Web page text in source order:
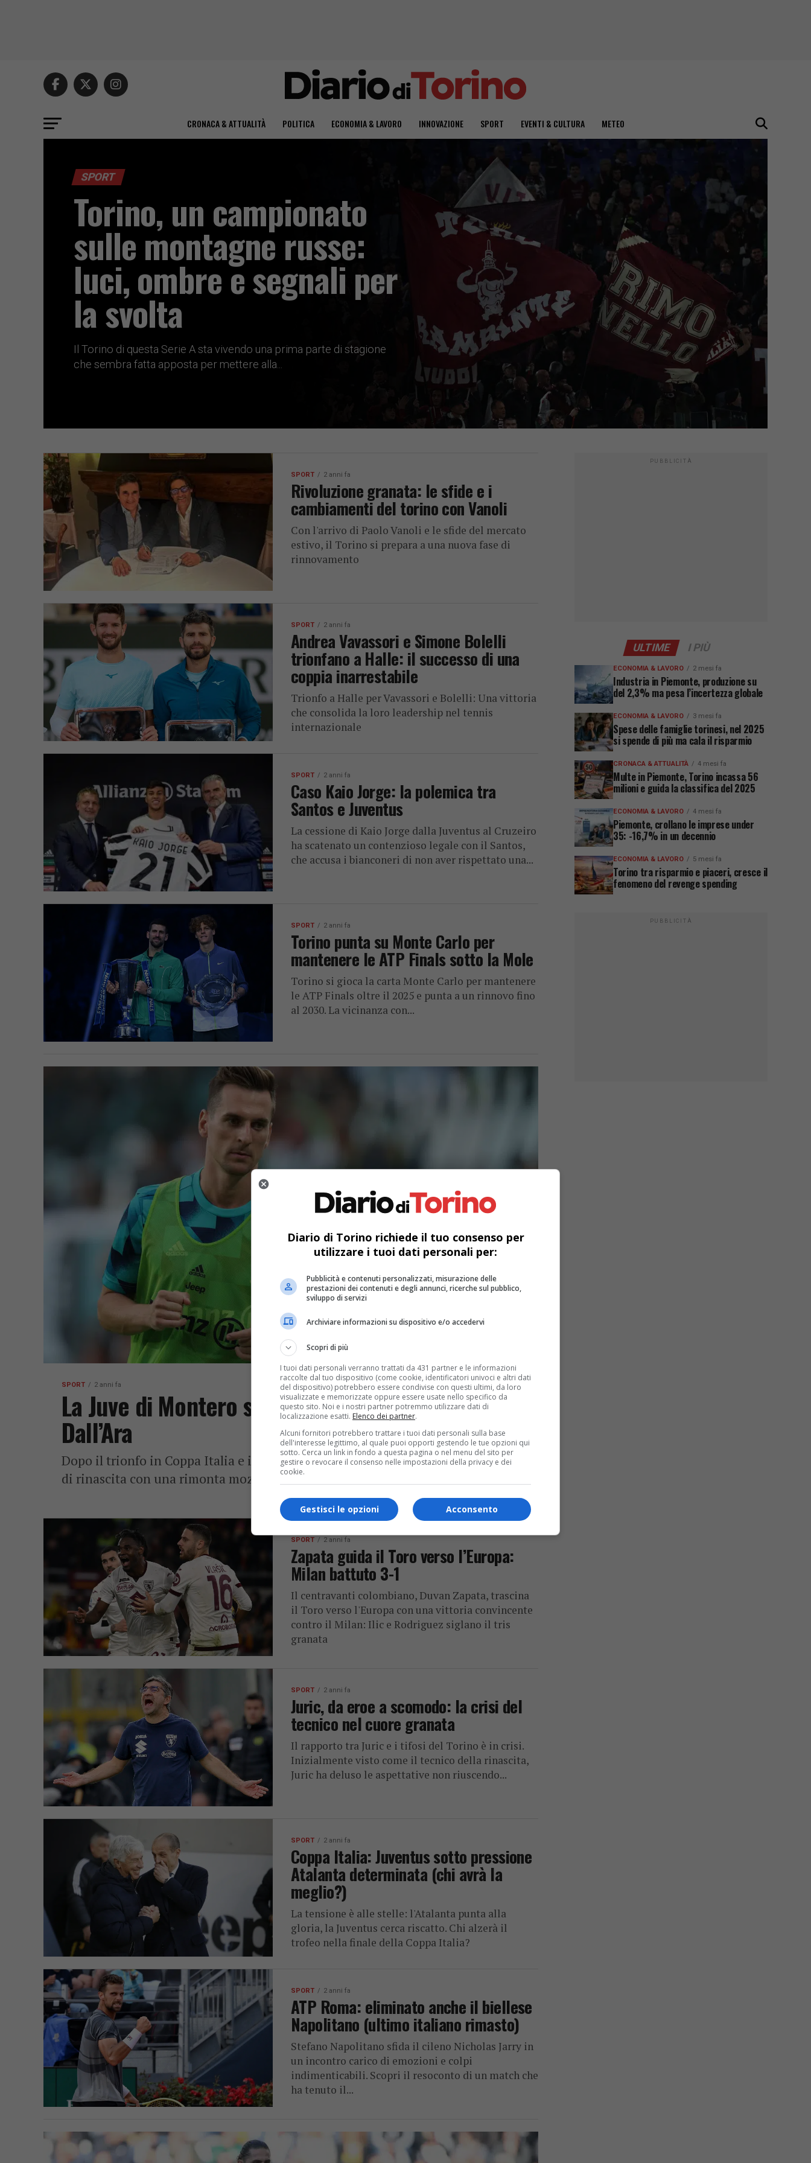
CRONACA & ATTUALITÀ POLITICA ECONOMIA & LAVORO INNOVAZIONE SPORT EVENTI & CULTURA METEO
SPORT
Torino, un campionato
sulle montagne russe:
luci, ombre e segnali per
la svolta
Il Torino di questa Serie A sta vivendo una prima parte di stagione
che sembra fatta apposta per mettere alla...
SPORT 2 anni fa
Rivoluzione granata: le sfide e i
cambiamenti del torino con Vanoli
Con l'arrivo di Paolo Vanoli e le sfide del mercato
estivo, il Torino si prepara a una nuova fase di
rinnovamento
SPORT 2 anni fa
Andrea Vavassori e Simone Bolelli
trionfano a Halle: il successo di una
coppia inarrestabile
Trionfo a Halle per Vavassori e Bolelli: Una vittoria
che consolida la loro leadership nel tennis
internazionale
SPORT 2 anni fa
Caso Kaio Jorge: la polemica tra
Santos e Juventus
La cessione di Kaio Jorge dalla Juventus al Cruzeiro
ha scatenato un contenzioso legale con il Santos,
che accusa i bianconeri di non aver rispettato una...
SPORT 2 anni fa
Torino punta su Monte Carlo per
mantenere le ATP Finals sotto la Mole
Torino si gioca la carta Monte Carlo per mantenere
le ATP Finals oltre il 2025 e punta a un rinnovo fino
al 2030. La vicinanza con...
SPORT 2 anni fa
La Juve di Montero strappa un 3-3 in rimonta al
Dall’Ara
Dopo il trionfo in Coppa Italia e il terremoto Allegri, la Juventus mostra segni
di rinascita con una rimonta mozzafiato contro il Bologna: da 0-3 a...
SPORT 2 anni fa
Zapata guida il Toro verso l’Europa:
Milan battuto 3-1
Il centravanti colombiano, Duvan Zapata, trascina
il Toro verso l'Europa con una vittoria convincente
contro il Milan: Ilic e Rodriguez siglano il tris
granata
SPORT 2 anni fa
Juric, da eroe a scomodo: la crisi del
tecnico nel cuore granata
Il rapporto tra Juric e i tifosi del Torino è in crisi.
Inizialmente visto come il tecnico della rinascita,
Juric ha deluso le aspettative non riuscendo...
SPORT 2 anni fa
Coppa Italia: Juventus sotto pressione
Atalanta determinata (chi avrà la
meglio?)
La tensione è alle stelle: l'Atalanta punta alla
gloria, la Juventus cerca riscatto. Chi alzerà il
trofeo nella finale della Coppa Italia?
SPORT 2 anni fa
ATP Roma: eliminato anche il biellese
Napolitano (ultimo italiano rimasto)
Stefano Napolitano sfida il cileno Nicholas Jarry in
un incontro carico di emozioni e colpi
indimenticabili. Scopri il resoconto di un match che
ha tenuto il...
PUBBLICITÀ
ULTIME I PIÙ
ECONOMIA & LAVORO 2 mesi fa
Industria in Piemonte, produzione su
del 2,3% ma pesa l’incertezza globale
ECONOMIA & LAVORO 3 mesi fa
Spese delle famiglie torinesi, nel 2025
si spende di più ma cala il risparmio
CRONACA & ATTUALITÀ 4 mesi fa
Multe in Piemonte, Torino incassa 56
milioni e guida la classifica del 2025
ECONOMIA & LAVORO 4 mesi fa
Piemonte, crollano le imprese under
35: -16,7% in un decennio
ECONOMIA & LAVORO 5 mesi fa
Torino tra risparmio e piaceri, cresce il
fenomeno del revenge spending
PUBBLICITÀ
Diario di Torino richiede il tuo consenso per
utilizzare i tuoi dati personali per:
Pubblicità e contenuti personalizzati, misurazione delle
prestazioni dei contenuti e degli annunci, ricerche sul pubblico,
sviluppo di servizi
Archiviare informazioni su dispositivo e/o accedervi
Scopri di più
I tuoi dati personali verranno trattati da 431 partner e le informazioni
raccolte dal tuo dispositivo (come cookie, identificatori univoci e altri dati
del dispositivo) potrebbero essere condivise con questi ultimi, da loro
visualizzate e memorizzate oppure essere usate nello specifico da
questo sito. Noi e i nostri partner potremmo utilizzare dati di
localizzazione esatti. Elenco dei partner.
Alcuni fornitori potrebbero trattare i tuoi dati personali sulla base
dell'interesse legittimo, al quale puoi opporti gestendo le tue opzioni qui
sotto. Cerca un link in fondo a questa pagina o nel menu del sito per
gestire o revocare il consenso nelle impostazioni della privacy e dei
cookie.
Acconsento
Gestisci le opzioni